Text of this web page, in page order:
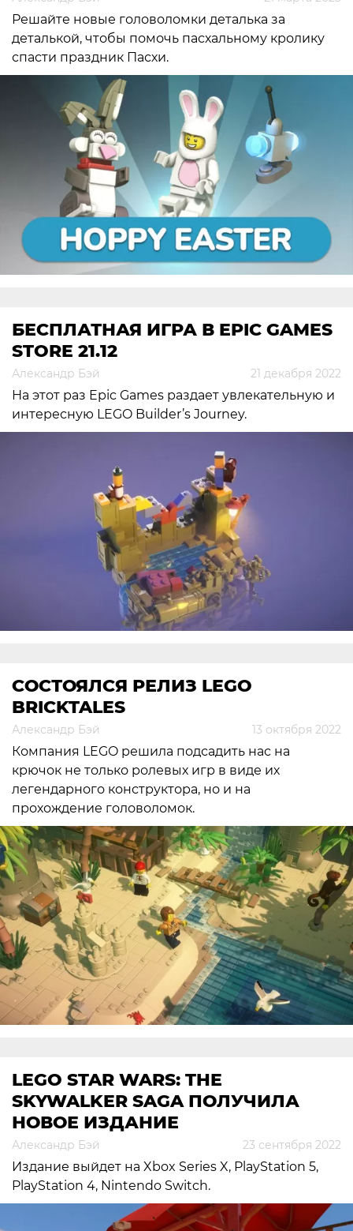
Решайте новые головоломки деталька за
деталькой, чтобы помочь пасхальному кролику
спасти праздник Пасхи.
БЕСПЛАТНАЯ ИГРА В EPIC GAMES
STORE 21.12
Александр Бэй 21 декабря 2022
На этот раз Epic Games раздает увлекательную и
интересную LEGO Builder’s Journey.
СОСТОЯЛСЯ РЕЛИЗ LEGO
BRICKTALES
Александр Бэй 13 октября 2022
Компания LEGO решила подсадить нас на
крючок не только ролевых игр в виде их
легендарного конструктора, но и на
прохождение головоломок.
LEGO STAR WARS: THE
SKYWALKER SAGA ПОЛУЧИЛА
НОВОЕ ИЗДАНИЕ
Александр Бэй 23 сентября 2022
Издание выйдет на Xbox Series X, PlayStation 5,
PlayStation 4, Nintendo Switch.